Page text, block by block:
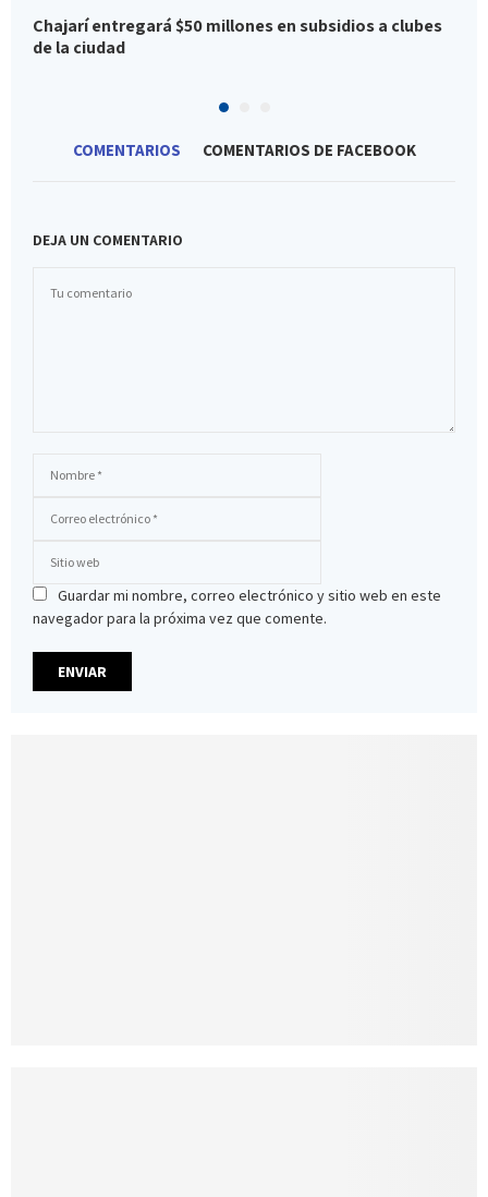
Chajarí entregará $50 millones en subsidios a clubes
de la ciudad
COMENTARIOS COMENTARIOS DE FACEBOOK
DEJA UN COMENTARIO
Guardar mi nombre, correo electrónico y sitio web en este
navegador para la próxima vez que comente.